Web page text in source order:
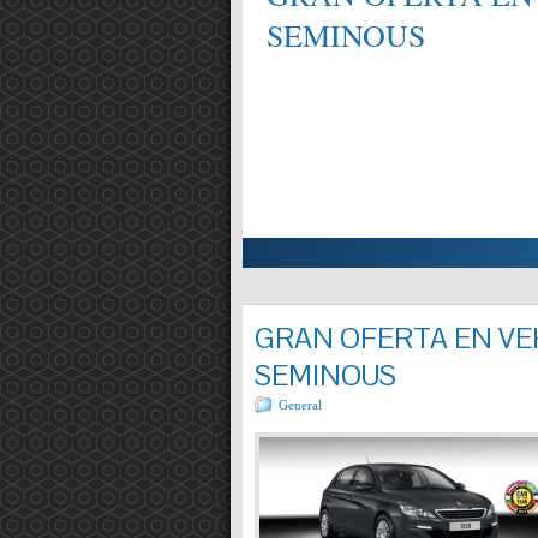
EN MECÀNICA,
Entrada completa »
SEMINOUS
GRAN OFERTA EN
SEMINOUS
General